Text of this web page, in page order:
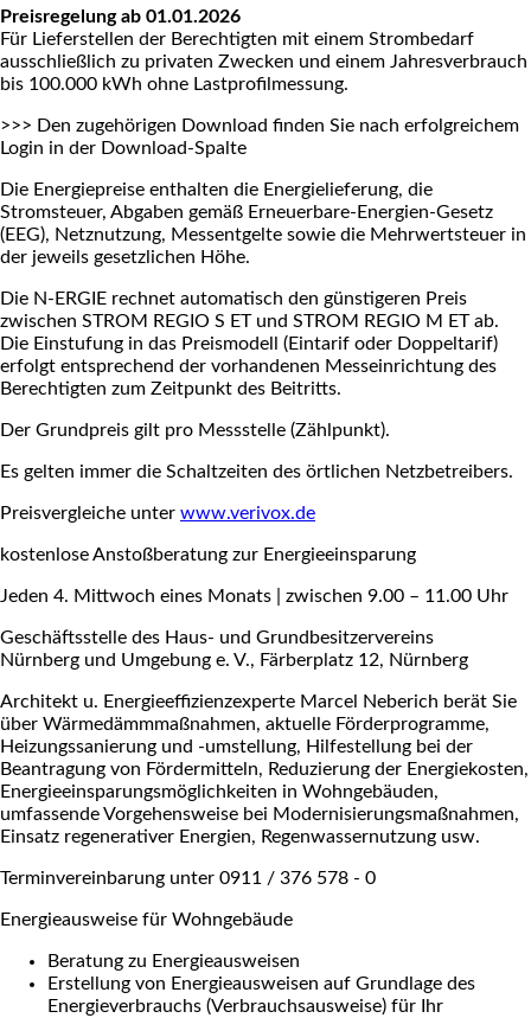
Preisregelung ab 01.01.2026
Für Lieferstellen der Berechtigten mit einem Strombedarf
ausschließlich zu privaten Zwecken und einem Jahresverbrauch
bis 100.000 kWh ohne Lastprofilmessung.
>>> Den zugehörigen Download finden Sie nach erfolgreichem
Login in der Download-Spalte
Die Energiepreise enthalten die Energielieferung, die
Stromsteuer, Abgaben gemäß Erneuerbare-Energien-Gesetz
(EEG), Netznutzung, Messentgelte sowie die Mehrwertsteuer in
der jeweils gesetzlichen Höhe.
Die N-ERGIE rechnet automatisch den günstigeren Preis
zwischen STROM REGIO S ET und STROM REGIO M ET ab.
Die Einstufung in das Preismodell (Eintarif oder Doppeltarif)
erfolgt entsprechend der vorhandenen Messeinrichtung des
Berechtigten zum Zeitpunkt des Beitritts.
Der Grundpreis gilt pro Messstelle (Zählpunkt).
Es gelten immer die Schaltzeiten des örtlichen Netzbetreibers.
Preisvergleiche unter www.verivox.de
kostenlose Anstoßberatung zur Energieeinsparung
Jeden 4. Mittwoch eines Monats | zwischen 9.00 – 11.00 Uhr
Geschäftsstelle des Haus- und Grundbesitzervereins
Nürnberg und Umgebung e. V., Färberplatz 12, Nürnberg
Architekt u. Energieeffizienzexperte Marcel Neberich berät Sie
über Wärmedämmmaßnahmen, aktuelle Förderprogramme,
Heizungssanierung und -umstellung, Hilfestellung bei der
Beantragung von Fördermitteln, Reduzierung der Energiekosten,
Energieeinsparungsmöglichkeiten in Wohngebäuden,
umfassende Vorgehensweise bei Modernisierungsmaßnahmen,
Einsatz regenerativer Energien, Regenwassernutzung usw.
Terminvereinbarung unter 0911 / 376 578 - 0
Energieausweise für Wohngebäude
Beratung zu Energieausweisen
Erstellung von Energieausweisen auf Grundlage des
Energieverbrauchs (Verbrauchsausweise) für Ihr